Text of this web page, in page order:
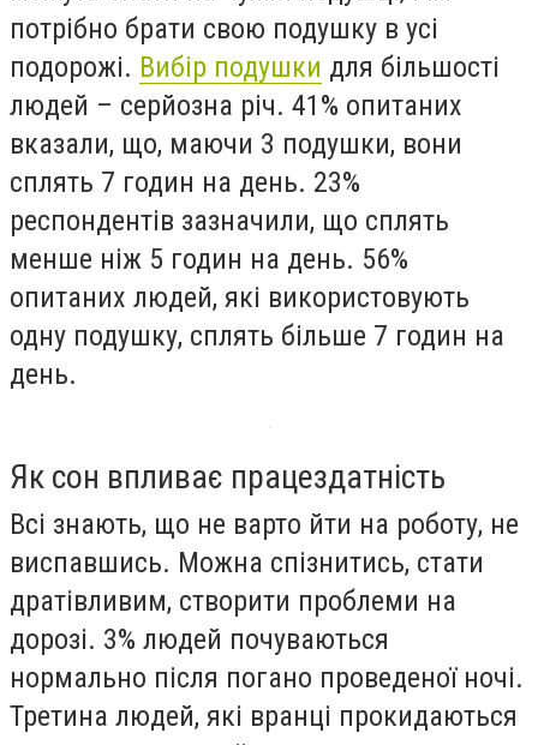
потрібно брати свою подушку в усі
подорожі. Вибір подушки для більшості
людей – серйозна річ. 41% опитаних
вказали, що, маючи 3 подушки, вони
сплять 7 годин на день. 23%
респондентів зазначили, що сплять
менше ніж 5 годин на день. 56%
опитаних людей, які використовують
одну подушку, сплять більше 7 годин на
день.
Як сон впливає працездатність
Всі знають, що не варто йти на роботу, не
виспавшись. Можна спізнитись, стати
дратівливим, створити проблеми на
дорозі. 3% людей почуваються
нормально після погано проведеної ночі.
Третина людей, які вранці прокидаються